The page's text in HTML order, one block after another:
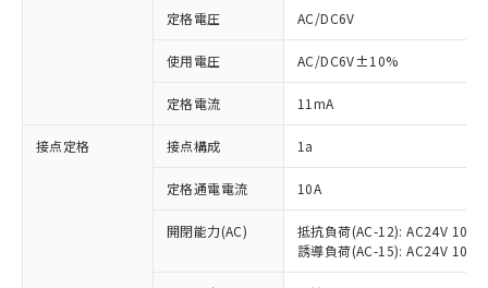
定格電圧 AC/DC6V
使用電圧 AC/DC6V±10%
定格電流 11mA
接点定格 接点構成 1a
定格通電電流 10A
開閉能力(AC)
抵抗負荷(AC-12): AC24V 10A/
誘導負荷(AC-15): AC24V
以下の条件をお読みいただき、同意のうえ
本サービスは、当社制御機器事業取扱
商品の当社在庫状況および標準価格
(税抜)を提供させていただくもので
当社制御機器事業取扱商品の中には、
本サービスの対象外となる商品もある
対応予定：EU RoHS指令（10物質）の非含
有に対応した製品に切り替える予定のある
対応予定なし：EU RoHS指令（10物質）の
非含有に非対応の商品で、対応品を出す予
調査・確認中：EU RoHS指令（10物質）の
非含有の対応状況を調査中または確認中の
非該当品：ライセンス料など無形物で、有
害物質有無と関係のない商品です。
仕入先様の事情により、非含有部品として
「○」：最大均質材料含有率が中国RoHSの
基準値以下であることを示します。
「×」：最大均質材料含有率が中国RoHSの